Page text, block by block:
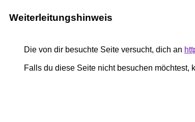
Weiterleitungshinweis
Die von dir besuchte Seite versucht, dich an
Falls du diese Seite nicht besuchen möchtest,